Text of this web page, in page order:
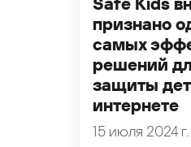
Safe Kids
признано
самых
решений
защиты
интернете
15 июля 2024 г.